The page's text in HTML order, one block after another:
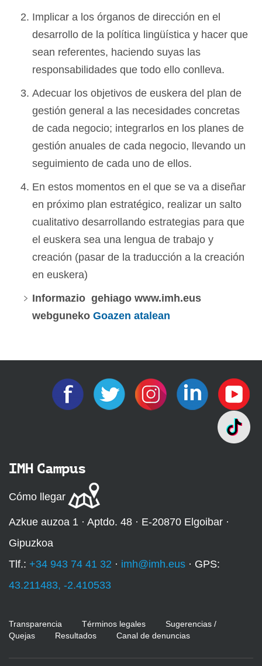
Implicar a los órganos de dirección en el
desarrollo de la política lingüística y hacer que
sean referentes, haciendo suyas las
responsabilidades que todo ello conlleva.
Adecuar los objetivos de euskera del plan de
gestión general a las necesidades concretas
de cada negocio; integrarlos en los planes de
gestión anuales de cada negocio, llevando un
seguimiento de cada uno de ellos.
En estos momentos en el que se va a diseñar
en próximo plan estratégico, realizar un salto
cualitativo desarrollando estrategias para que
el euskera sea una lengua de trabajo y
creación (pasar de la traducción a la creación
en euskera)
Informazio gehiago www.imh.eus
webguneko Goazen atalean
IMH Campus
Cómo llegar
Azkue auzoa 1 · Aptdo. 48 · E-20870 Elgoibar ·
Gipuzkoa
Tlf.: +34 943 74 41 32 · imh@imh.eus · GPS:
43.211483, -2.410533
Transparencia Términos legales
Sugerencias /
Quejas
Resultados Canal de denuncias